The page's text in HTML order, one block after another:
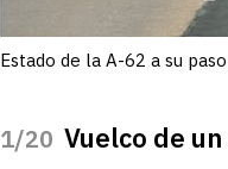
Estado de la A-62 a su
/20 Vuelco de